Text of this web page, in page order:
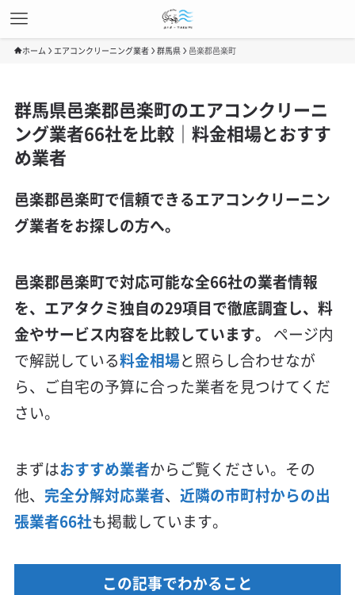
ホーム エアコンクリーニング業者 群馬県 邑楽郡邑楽町
群馬県邑楽郡邑楽町のエアコンクリーニ
ング業者66社を比較｜料金相場とおすす
め業者
邑楽郡邑楽町で信頼できるエアコンクリーニン
グ業者をお探しの方へ。
邑楽郡邑楽町で対応可能な全66社の業者情報
を、エアタクミ独自の29項目で徹底調査し、料
金やサービス内容を比較しています。
ページ内
で解説している料金相場と照らし合わせなが
ら、ご自宅の予算に合った業者を見つけてくだ
さい。
まずはおすすめ業者からご覧ください。その
他、 完全分解対応業者、 近隣の市町村からの出
張業者66社も掲載しています。
この記事でわかること